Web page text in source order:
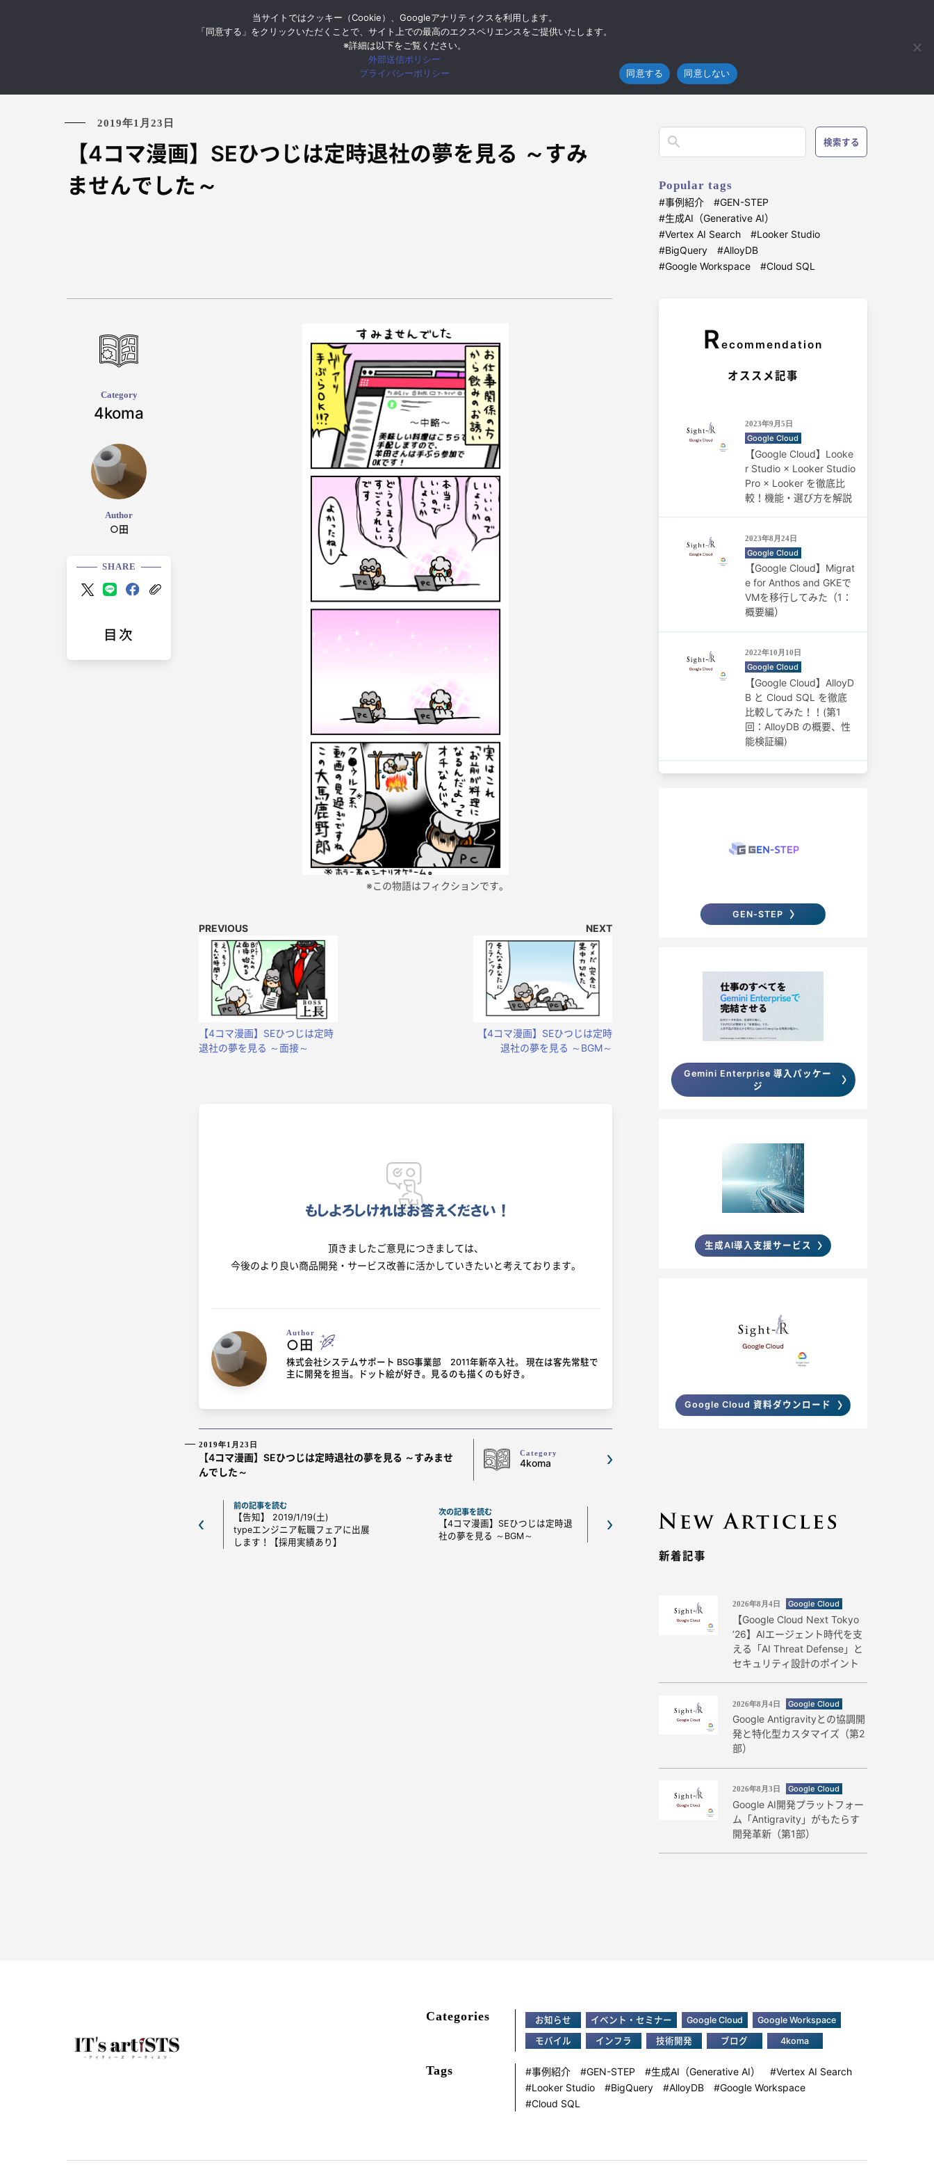
お知らせ イベント・セミナー Google Cloud Google Workspace モバイル インフラ
2019年1月23日
【4コマ漫画】SEひつじは定時退社の夢を見る ～すみ
ませんでした～
検索する
Popular tags
事例紹介
GEN-STEP
生成AI（Generative AI）
Vertex AI Search
Looker Studio
BigQuery
AlloyDB
Google Workspace
Cloud SQL
Category
4koma
Author
○田
SHARE
目次
※この物語はフィクションです。
PREVIOUS
【4コマ漫画】SEひつじは定時
退社の夢を見る ～面接～
NEXT
【4コマ漫画】SEひつじは定時
退社の夢を見る ～BGM～
頂きましたご意見につきましては、
今後のより良い商品開発・サービス改善に活かしていきたいと考えております。
Author
○田
株式会社システムサポート BSG事業部 2011年新卒入社。 現在は客先常駐で
主に開発を担当。ドット絵が好き。見るのも描くのも好き。
2019年1月23日
【4コマ漫画】SEひつじは定時退社の夢を見る ～すみませ
んでした～
Category
4koma
前の記事を読む
【告知】 2019/1/19(土)
typeエンジニア転職フェアに出展
します！【採用実績あり】
次の記事を読む
【4コマ漫画】SEひつじは定時退
社の夢を見る ～BGM～
R ecommendation
オススメ記事
2023年9月5日
Google Cloud
【Google Cloud】Looke
r Studio × Looker Studio
Pro × Looker を徹底比
較！機能・選び方を解説
2023年8月24日
Google Cloud
【Google Cloud】Migrat
e for Anthos and GKEで
VMを移行してみた（1：
概要編）
2022年10月10日
Google Cloud
【Google Cloud】AlloyD
B と Cloud SQL を徹底
比較してみた！！(第1
回：AlloyDB の概要、性
能検証編)
GEN-STEP
Gemini Enterprise 導入パッケー
ジ
生成AI導入支援サービス
Google Cloud 資料ダウンロード
新着記事
2026年8月4日 Google Cloud
【Google Cloud Next Tokyo
’26】AIエージェント時代を支
える「AI Threat Defense」と
セキュリティ設計のポイント
2026年8月4日 Google Cloud
Google Antigravityとの協調開
発と特化型カスタマイズ（第2
部）
2026年8月3日 Google Cloud
Google AI開発プラットフォー
ム「Antigravity」がもたらす
開発革新（第1部）
【4コマ漫画】SEひつじは定時退社の夢を見る ～すみませんでした～
Categories お知らせ イベント・セミナー Google Cloud Google Workspace
モバイル インフラ 技術開発 ブログ 4koma
Tags 事例紹介 GEN-STEP 生成AI（Generative AI）
Vertex AI Search
Looker Studio
BigQuery AlloyDB
Google Workspace
Cloud SQL
当サイトではクッキー（Cookie）、Googleアナリティクスを利用します。
「同意する」をクリックいただくことで、サイト上での最高のエクスペリエンスをご提供いたします。
※詳細は以下をご覧ください。
外部送信ポリシー
プライバシーポリシー
同意する 同意しない